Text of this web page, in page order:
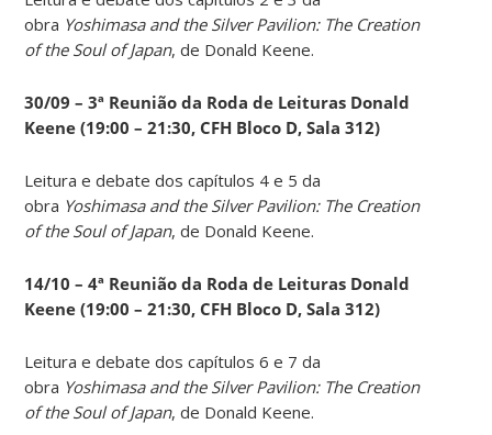
obra Yoshimasa and the Silver Pavilion: The Creation
of the Soul of Japan, de Donald Keene.
30/09 – 3ª Reunião da Roda de Leituras Donald
Keene (19:00 – 21:30, CFH Bloco D, Sala 312)
Leitura e debate dos capítulos 4 e 5 da
obra Yoshimasa and the Silver Pavilion: The Creation
of the Soul of Japan, de Donald Keene.
14/10 – 4ª Reunião da Roda de Leituras Donald
Keene (19:00 – 21:30, CFH Bloco D, Sala 312)
Leitura e debate dos capítulos 6 e 7 da
obra Yoshimasa and the Silver Pavilion: The Creation
of the Soul of Japan, de Donald Keene.